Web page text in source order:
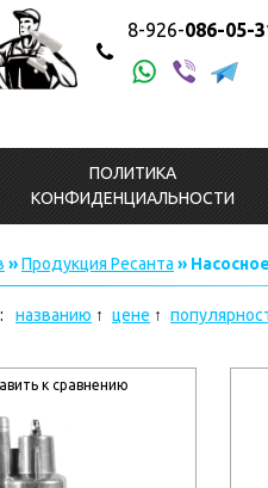
8-926-086-05-
ПОЛИТИКА
КОНФИДЕНЦИАЛЬНОСТИ
»Продукция Ресанта »
названию цене
к сравнению